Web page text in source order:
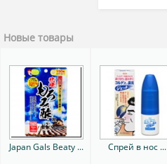
Новые товары
Japan Gals Beaty ... Спрей в нос ...